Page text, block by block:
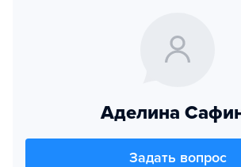
Аделина
Задать вопрос